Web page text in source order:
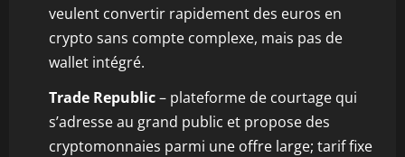
veulent convertir rapidement des euros en
crypto sans compte complexe, mais pas de
wallet intégré.
Trade Republic– plateforme de courtage qui
s’adresse au grand public et propose des
cryptomonnaies parmi une offre large; tarif fixe